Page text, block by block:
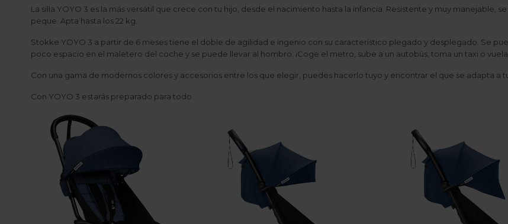
La silla YOYO 3 es la más versátil que crece con tu hijo, desde el nacimiento hasta la infancia. Resistente y muy
peque. Apta hasta los 22 kg.
Stokke YOYO 3 a partir de 6 meses tiene el doble de agilidad e ingenio con su característico plegado y desplegado. Se
poco espacio en el maletero del coche y se puede llevar al hombro. ¡Coge el metro, sube a un autobús, toma un taxi o
Con una gama de modernos colores y accesorios entre los que elegir, puedes hacerlo tuyo y encontrar el que se adapta a
Con YOYO 3 estarás preparado para todo.